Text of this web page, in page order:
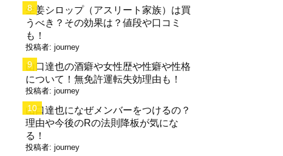
生姜シロップ（アスリート家族）は買
うべき？その効果は？値段や口コミ
も！
投稿者: journey
山口達也の酒癖や女性歴や性癖や性格
について！無免許運転失効理由も！
投稿者: journey
山口達也になぜメンバーをつけるの？
理由や今後のRの法則降板が気にな
る！
投稿者: journey